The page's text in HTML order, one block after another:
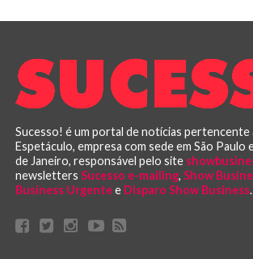
Sucesso! é um portal de notícias pertencente
Espetáculo, empresa com sede em São
de Janeiro, responsável pelo site
newsletters Sucesso e-mailing, Show
Business Urgentee Disparo Show Business.